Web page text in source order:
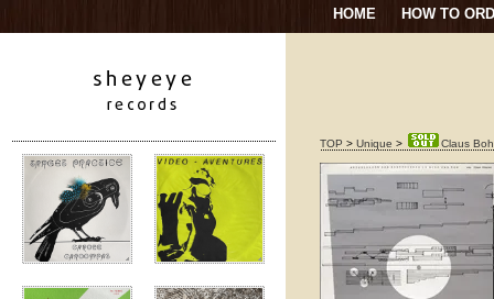
HOME HOW TO
TOP > Unique > Claus